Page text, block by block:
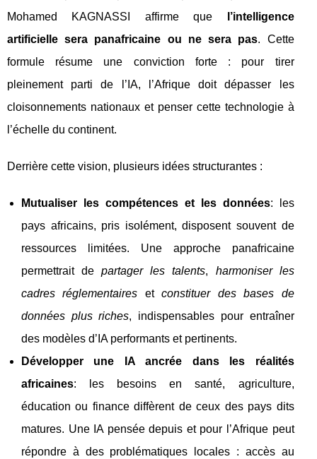
Mohamed KAGNASSI affirme que
l’intelligence
artificielle sera panafricaine ou ne sera pas. Cette
formule résume une conviction forte : pour tirer
pleinement parti de l’IA, l’Afrique doit dépasser les
cloisonnements nationaux et penser cette technologie à
l’échelle du continent.
Derrière cette vision, plusieurs idées structurantes :
Mutualiser les compétences et les données: les
pays africains, pris isolément, disposent souvent de
ressources limitées. Une approche panafricaine
permettrait departager les talents, harmoniser les
cadres réglementaires etconstituer des bases de
données plus riches, indispensables pour entraîner
des modèles d’IA performants et pertinents.
Développer une IA ancrée dans les réalités
africaines: les besoins en santé, agriculture,
éducation ou finance diffèrent de ceux des pays dits
matures. Une IA pensée depuis et pour l’Afrique peut
répondre à des problématiques locales : accès au